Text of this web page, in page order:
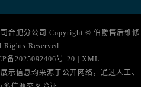
合肥分公司 Copyright © 伯爵售后维修
Rights Reserved
备2025092406号-20
XML
示信息均来源于公开网络，通过人工、